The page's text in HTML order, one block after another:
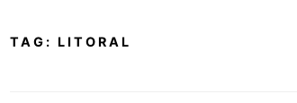
TAG: LITORAL